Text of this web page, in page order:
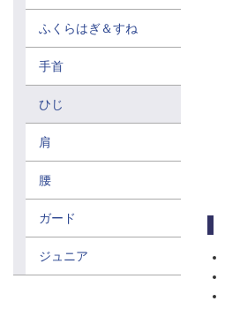
ふくらはぎ＆すね
手首
ひじ
肩
腰
ガード
ジュニア